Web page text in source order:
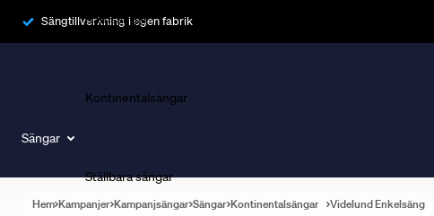
Sängtillverkning i egen fabrik
Sängar
Ramsängar
Kontinentalsängar
Ställbara sängar
Hem Kampanjer Kampanjsängar Sängar Kontinentalsängar Videlund Enkelsäng